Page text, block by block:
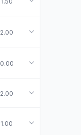
2.00
0.00
2.00
1.00